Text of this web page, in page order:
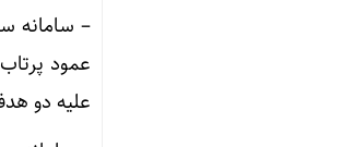
عمود
علیه دو